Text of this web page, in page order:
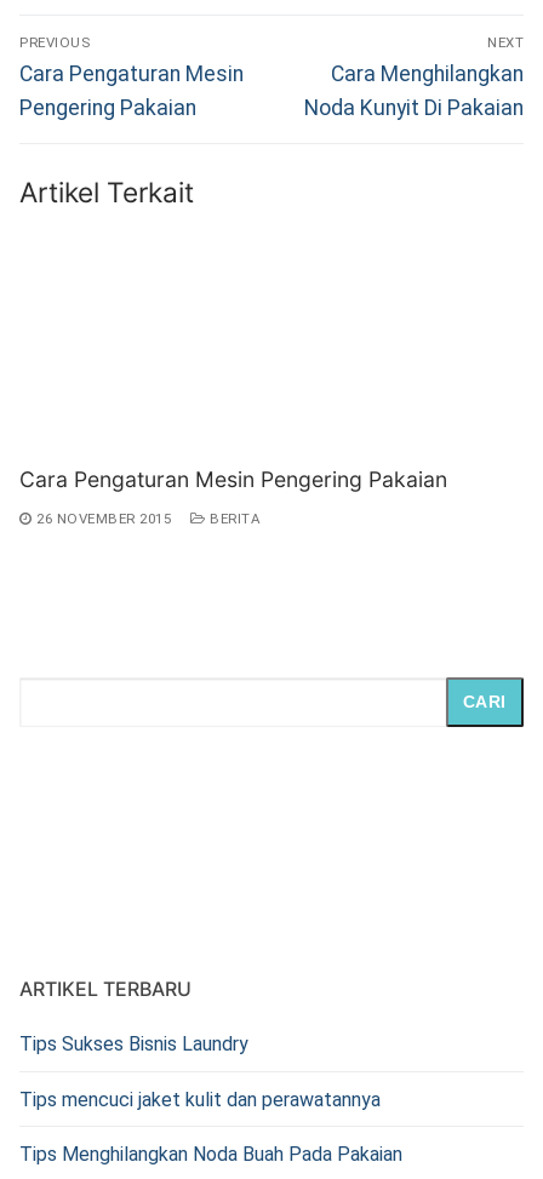
Navigasi
pos
PREVIOUS
Previous
post:
Cara Pengaturan Mesin
Pengering Pakaian
NEXT
Next
post:
Cara Menghilangkan
Noda Kunyit Di Pakaian
Artikel Terkait
Cara Pengaturan Mesin Pengering Pakaian
26 NOVEMBER 2015 BERITA
CARI
ARTIKEL TERBARU
Tips Sukses Bisnis Laundry
Tips mencuci jaket kulit dan perawatannya
Tips Menghilangkan Noda Buah Pada Pakaian